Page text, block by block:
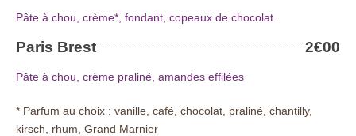
Pâte à chou, crème*, fondant, copeaux de chocolat.
Paris Brest 2€00
Pâte à chou, crème praliné, amandes effilées
* Parfum au choix : vanille, café, chocolat, praliné, chantilly,
kirsch, rhum, Grand Marnier